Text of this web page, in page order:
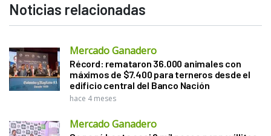
Noticias relacionadas
Mercado Ganadero
Récord: remataron 36.000 animales con
máximos de $7.400 para terneros desde el
edificio central del Banco Nación
hace 4 meses
Mercado Ganadero